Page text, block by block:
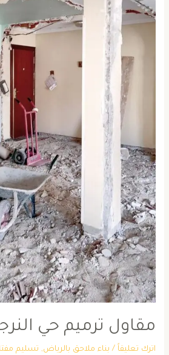
مقاول ترميم حي
اترك تعليقاً / بناء ملاحق بالرياض, تسليم